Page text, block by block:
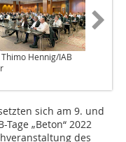
Thimo Hennig/IAB
sich am 9. und
„Beton“ 2022
des